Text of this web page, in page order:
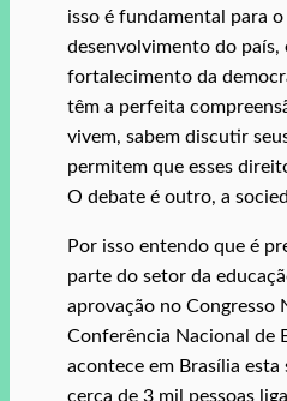
isso é fundamental para
desenvolvimento do país,
fortalecimento da
têm a perfeita
vivem, sabem discutir
permitem que esses
O debate é outro, a
Por isso entendo que é
parte do setor da
aprovação no Congresso
Conferência Nacional de
acontece em Brasília esta
cerca de 3 mil pessoas